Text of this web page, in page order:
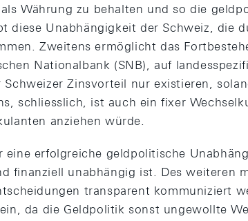
Währung zu behalten und so die
diese Unabhängigkeit der Schweiz, die
Zweitens ermöglicht das
Nationalbank (SNB), auf
Zinsvorteil nur existieren,
schliesslich, ist auch ein fixer
anziehen würde.
eine erfolgreiche geldpolitische
finanziell unabhängig ist. Des weiteren
transparent kommuniziert
da die Geldpolitik sonst ungewollte